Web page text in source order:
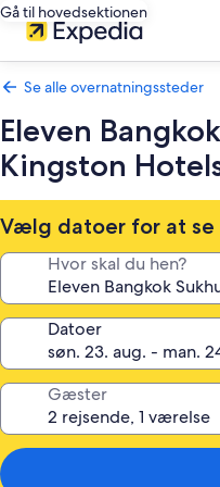
Gå til hovedsektionen
Se alle overnatningssteder
Eleven
Kingston
Vælg datoer for at se
Hvor skal du hen?
Datoer
Gæster